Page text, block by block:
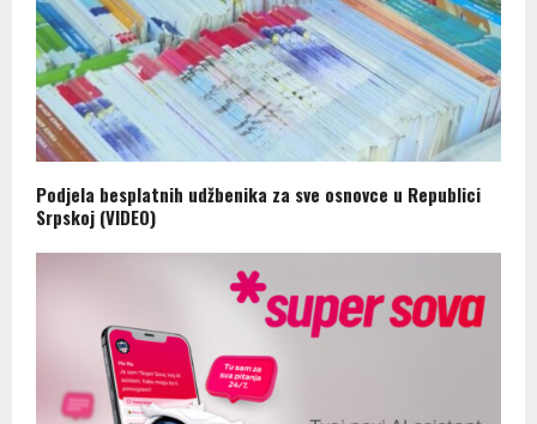
Podjela besplatnih udžbenika za sve osnovce u Republici
Srpskoj (VIDEO)